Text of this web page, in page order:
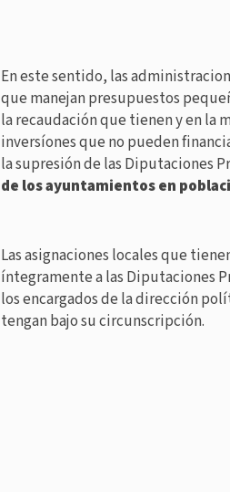
En este sentido, las
que manejan presupuestos
la recaudación que tienen y en la
inversíones que no pueden
la supresión de las Diputaciones
de los ayuntamientos en
Las asignaciones locales que
íntegramente a las Diputaciones
los encargados de la dirección
tengan bajo su circunscripción.